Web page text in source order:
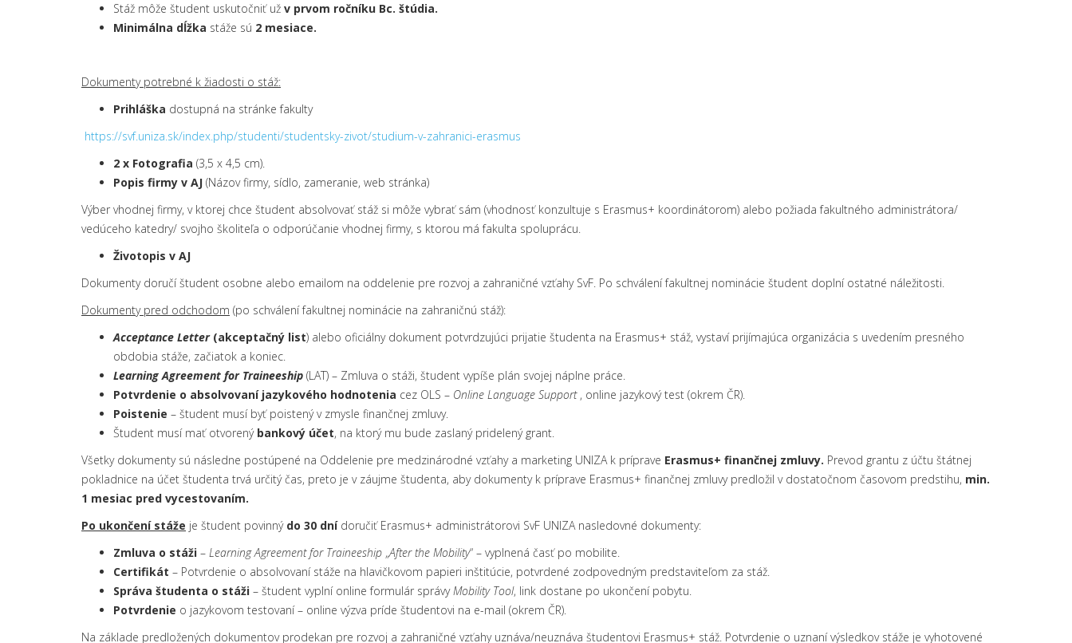
Stáž môže študent uskutočniť už v prvom ročníku Bc. štúdia.
Minimálna dĺžka stáže sú 2 mesiace.
Dokumenty potrebné k žiadosti o stáž:
Prihláška dostupná na stránke fakulty
https://svf.uniza.sk/index.php/studenti/studentsky-zivot/studium-v-zahranici-erasmus
2 x Fotografia (3,5 x 4,5 cm).
Popis firmy v AJ (Názov firmy, sídlo, zameranie, web stránka)
Výber vhodnej firmy, v ktorej chce študent absolvovať stáž si môže vybrať sám (vhodnosť konzultuje s Erasmus+ koordinátorom) alebo požiada fakultného administrátora/
vedúceho katedry/ svojho školiteľa o odporúčanie vhodnej firmy, s ktorou má fakulta spoluprácu.
Životopis v AJ
Dokumenty doručí študent osobne alebo emailom na oddelenie pre rozvoj a zahraničné vzťahy SvF. Po schválení fakultnej nominácie študent doplní ostatné náležitosti.
Dokumenty pred odchodom (po schválení fakultnej nominácie na zahraničnú stáž):
Acceptance Letter(akceptačný list) alebo oficiálny dokument potvrdzujúci prijatie študenta na Erasmus+ stáž, vystaví prijímajúca organizácia s uvedením presného
obdobia stáže, začiatok a koniec.
Learning Agreement for Traineeship (LAT) – Zmluva o stáži, študent vypíše plán svojej náplne práce.
Potvrdenie o absolvovaní jazykového hodnotenia cez OLS – Online Language Support, online jazykový test (okrem ČR).
Poistenie – študent musí byť poistený v zmysle finančnej zmluvy.
Študent musí mať otvorenýbankový účet, na ktorý mu bude zaslaný pridelený grant.
Všetky dokumenty sú následne postúpené na Oddelenie pre medzinárodné vzťahy a marketing UNIZA k príprave Erasmus+ finančnej zmluvy. Prevod grantu z účtu štátnej
pokladnice na účet študenta trvá určitý čas, preto je v záujme študenta, aby dokumenty k príprave Erasmus+ finančnej zmluvy predložil v dostatočnom časovom predstihu, min.
1 mesiac pred vycestovaním.
Po ukončení stáže je študent povinný do 30 dní doručiť Erasmus+ administrátorovi SvF UNIZA nasledovné dokumenty:
Zmluva o stáži – Learning Agreement for Traineeship „After the Mobility“ – vyplnená časť po mobilite.
Certifikát – Potvrdenie o absolvovaní stáže na hlavičkovom papieri inštitúcie, potvrdené zodpovedným predstaviteľom za stáž.
Správa študenta o stáži – študent vyplní online formulár správyMobility Tool, link dostane po ukončení pobytu.
Potvrdenie o jazykovom testovaní – online výzva príde študentovi na e-mail (okrem ČR).
Na základe predložených dokumentov prodekan pre rozvoj a zahraničné vzťahy uznáva/neuznáva študentovi Erasmus+ stáž. Potvrdenie o uznaní výsledkov stáže je vyhotovené